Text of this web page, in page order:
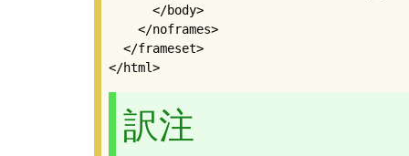
      </body>
    </noframes>
  </frameset>
</html>
訳注